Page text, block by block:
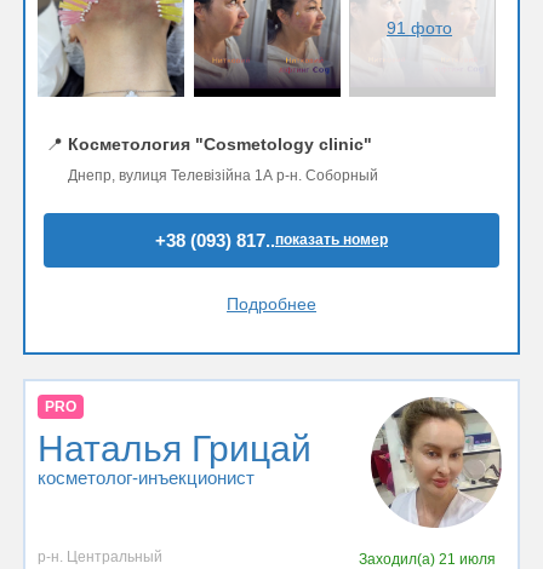
91 фото
📍 Косметология "Cosmetology clinic"
Днепр, вулиця Телевізійна 1А р-н. Соборный
+38 (093) 817..показать номер
Подробнее
PRO
Наталья Грицай
косметолог-инъекционист
р-н. Центральный Заходил(а)21 июля